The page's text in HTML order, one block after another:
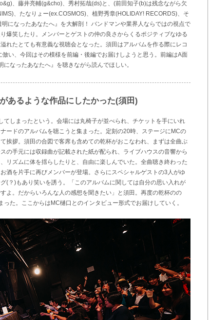
、藤井亮輔(g&cho)、秀村拓哉(ds)と、(前田知子(b)は残念ながら欠
、たなりょー(ex.COSMOS)、植野秀章(HOLIDAY! RECORDS)、そ
になったあなたへ』を大解剖！ バンドマンや業界人ならではの視点で
爆笑したり。メンバーとゲストの仲の良さからくるポジティブなゆる
れたとても有意義な視聴会となった。須田はアルバムを作る際にレコ
い、今回はその模様を前編・後編でお届けしようと思う。前編はA面
なったあなたへ』を聴きながら読んでほしい。
あるような作品にしたかった(須田)
てしまったという。会場には丸椅子が並べられ、チケットを手にいれ
ードのアルバムを聴こうと集まった。定刻の20時、ステージにMCの
挨拶。須田の合図で客席も含めての乾杯がおこなわれ、まずは全曲ぶ
の手元には収録曲が記載された紙が配られ、ライブハウスの音響から
リズムに体を揺らしたりと、自由に楽しんでいた。全曲聴き終わった
酒を片手に再びメンバーが登場。さらにスペシャルゲストの3人がゆ
(？)もあり笑いを誘う。「このアルバムに関しては自分の思い入れが
よ。だからいろんな人の感想を聞きたい」と須田。再度の乾杯のの
た。ここからはMC樋口とのインタビュー形式でお届けしていく。